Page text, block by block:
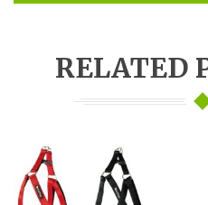
RELATED